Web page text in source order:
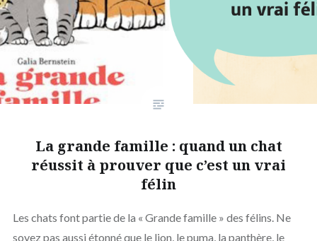
La grande famille : quand un chat
réussit à prouver que c’est un vrai
félin
Les chats font partie de la « Grande famille » des félins. Ne
soyez pas aussi étonné que le lion, le puma, la panthère, le